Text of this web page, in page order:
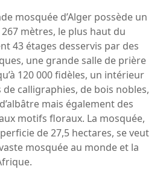
mosquée d’Alger possède un
mètres, le plus haut du
43 étages desservis par des
une grande salle de prière
120 000 fidèles, un intérieur
calligraphies, de bois nobles,
mais également des
motifs floraux. La mosquée,
de 27,5 hectares, se veut
mosquée au monde et la